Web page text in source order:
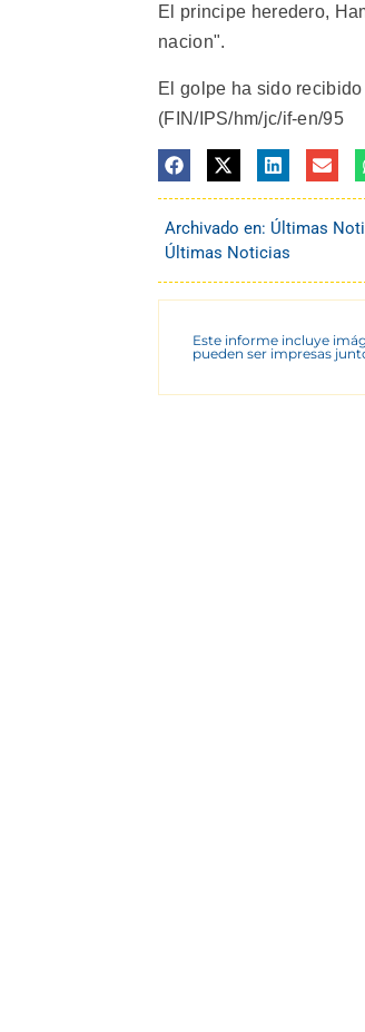
El principe heredero,
nacion".
El golpe ha sido
(FIN/IPS/hm/jc/if-en/95
Archivado en: Últimas
Últimas Noticias
Este informe incluye
pueden ser impresas